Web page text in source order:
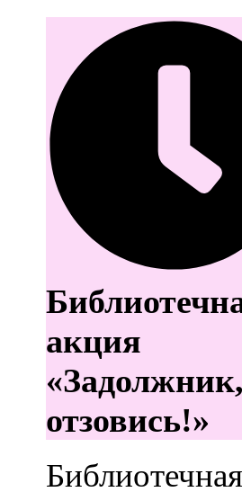
акция
«Задолжник,
отзовись!»
Библиотечная